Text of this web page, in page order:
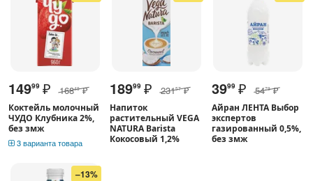
14999 ₽ 16849 ₽
Коктейль молочный
ЧУДО Клубника 2%,
без змж
3 варианта товара
18999 ₽ 23157 ₽
Напиток
растительный VEGA
NATURA Barista
Кокосовый 1,2%
3999 ₽ 5479 ₽
Айран ЛЕНТА Выбор
экспертов
газированный 0,5%,
без змж
–13%